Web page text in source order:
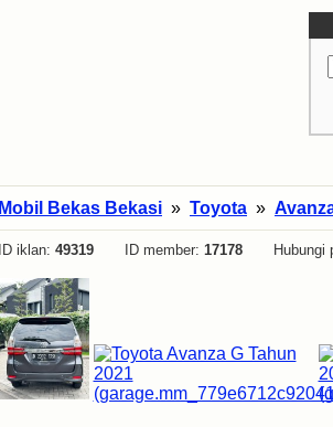
Mobil Bekas Bekasi » Toyota »
ID iklan: 49319 ID member: 17178 Hubungi